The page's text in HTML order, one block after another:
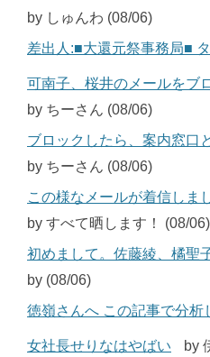
by しゅんわ (08/06)
差出人:■大還元祭事務局■
可南子、桜井のメールをブ
by ちーさん (08/06)
ブロックしたら、案内窓口
by ちーさん (08/06)
この様なメールが着信しま
by すべて晒します！ (08/06)
初めまして。佐藤綾、橘聖
by (08/06)
徳嶺さんへ この記事で分析
女社長せりなはやばい by